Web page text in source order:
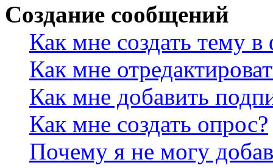
Создание сообщений
Как мне создать тему
Как мне
Как мне добавить
Как мне создать опрос?
Почему я не могу